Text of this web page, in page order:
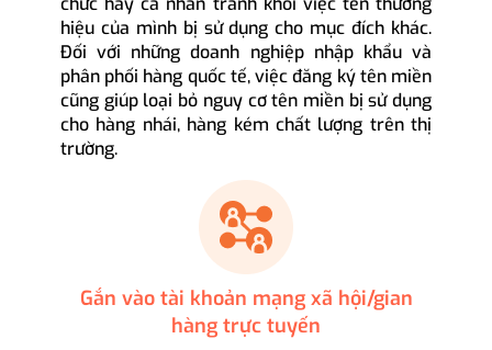
hiệu của mình bị sử dụng cho mục đích khác.
Đối với những doanh nghiệp nhập khẩu và
phân phối hàng quốc tế, việc đăng ký tên miền
cũng giúp loại bỏ nguy cơ tên miền bị sử dụng
cho hàng nhái, hàng kém chất lượng trên thị
trường.
Gắn vào tài khoản mạng xã hội/gian
hàng trực tuyến